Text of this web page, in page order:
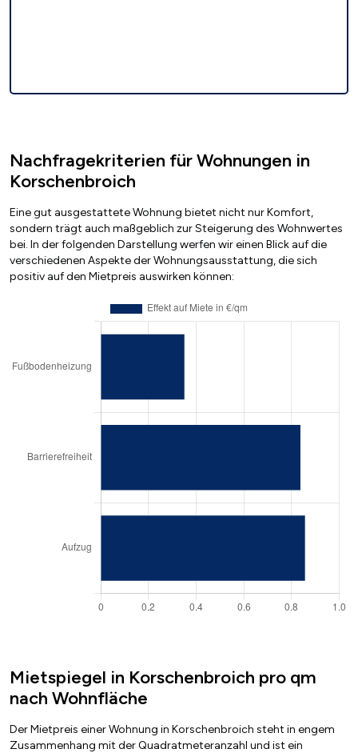
Nachfragekriterien für Wohnungen in
Korschenbroich
Eine gut ausgestattete Wohnung bietet nicht nur Komfort,
sondern trägt auch maßgeblich zur Steigerung des Wohnwertes
bei. In der folgenden Darstellung werfen wir einen Blick auf die
verschiedenen Aspekte der Wohnungsausstattung, die sich
positiv auf den Mietpreis auswirken können:
Mietspiegel in Korschenbroich pro qm
nach Wohnfläche
Der Mietpreis einer Wohnung in Korschenbroich steht in engem
Zusammenhang mit der Quadratmeteranzahl und ist ein